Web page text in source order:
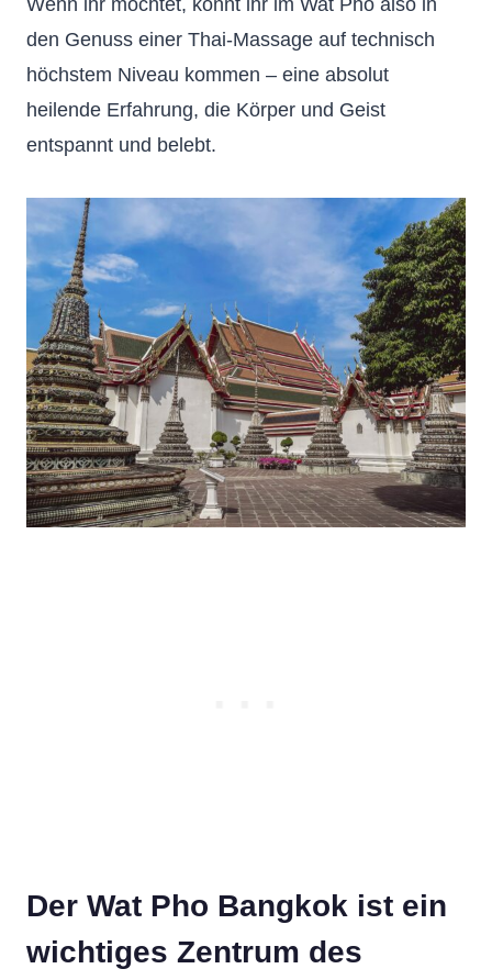
Wenn ihr möchtet, könnt ihr im Wat Pho also in
den Genuss einer Thai-Massage auf technisch
höchstem Niveau kommen – eine absolut
heilende Erfahrung, die Körper und Geist
entspannt und belebt.
Der Wat Pho Bangkok ist ein
wichtiges Zentrum des